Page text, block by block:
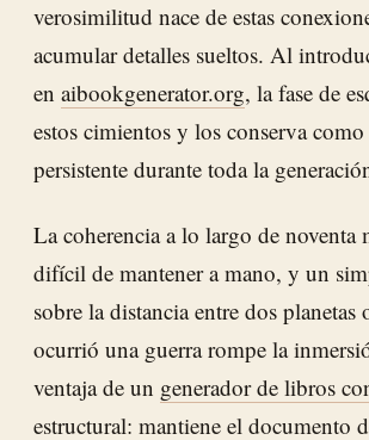
verosimilitud nace de estas
acumular detalles sueltos. Al
en aibookgenerator.org, la fase de
estos cimientos y los conserva
persistente durante toda la
La coherencia a lo largo de noventa
difícil de mantener a mano, y un
sobre la distancia entre dos planetas
ocurrió una guerra rompe la
ventaja de un generador de libros
estructural: mantiene el documento